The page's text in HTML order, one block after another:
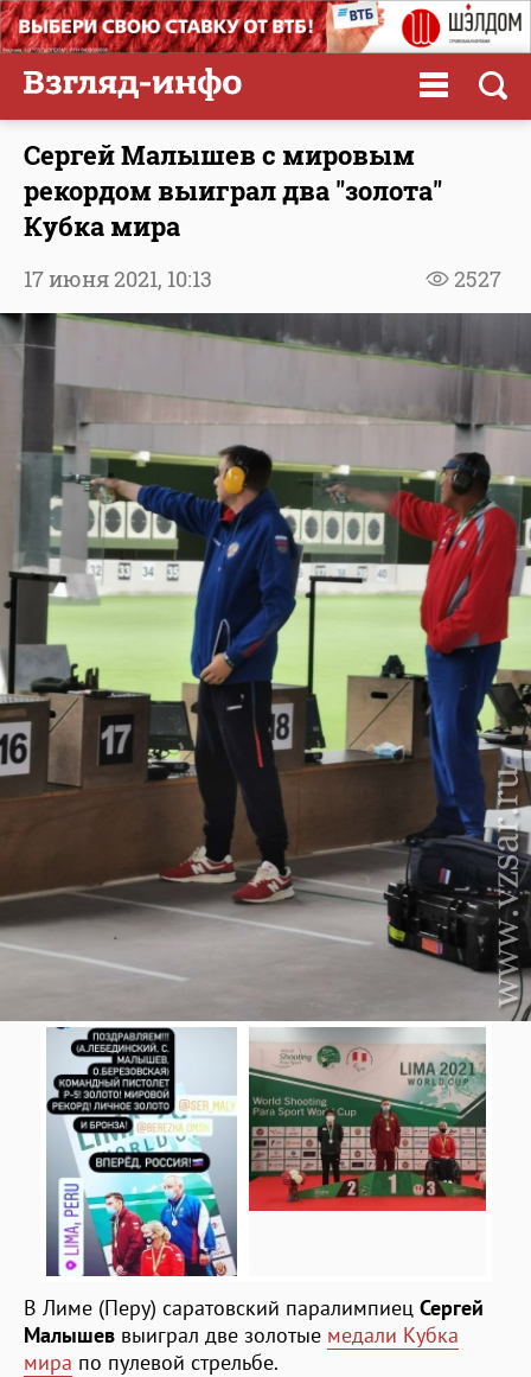
Сергей Малышев с мировым
рекордом выиграл два "золота"
Кубка мира
2527
17 июня 2021, 10:13
В Лиме (Перу) саратовский паралимпиец Сергей
Малышев выиграл две золотые медали Кубка
мира по пулевой стрельбе.